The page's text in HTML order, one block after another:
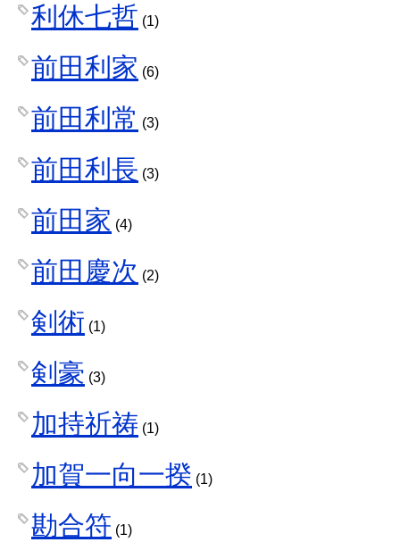
利休七哲 (1)
前田利家 (6)
前田利常 (3)
前田利長 (3)
前田家 (4)
前田慶次 (2)
剣術 (1)
剣豪 (3)
加持祈祷 (1)
加賀一向一揆 (1)
勘合符 (1)